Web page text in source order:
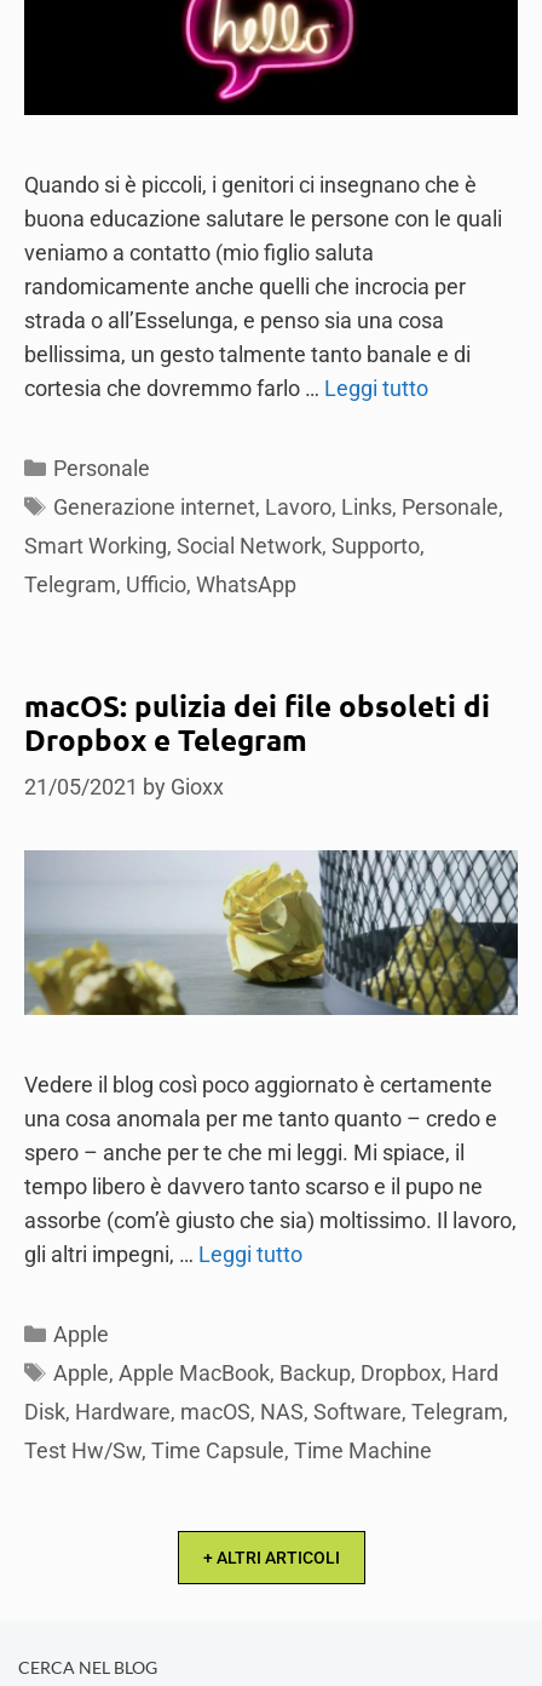
Quando si è piccoli, i genitori ci insegnano che è
buona educazione salutare le persone con le quali
veniamo a contatto (mio figlio saluta
randomicamente anche quelli che incrocia per
strada o all’Esselunga, e penso sia una cosa
bellissima, un gesto talmente tanto banale e di
cortesia che dovremmo farlo … Leggi tutto
Categories
Personale
Tags
Generazione internet, Lavoro, Links, Personale,
Smart Working, Social Network, Supporto,
Telegram, Ufficio, WhatsApp
macOS: pulizia dei file obsoleti di
Dropbox e Telegram
21/05/2021 by Gioxx
Vedere il blog così poco aggiornato è certamente
una cosa anomala per me tanto quanto – credo e
spero – anche per te che mi leggi. Mi spiace, il
tempo libero è davvero tanto scarso e il pupo ne
assorbe (com’è giusto che sia) moltissimo. Il lavoro,
gli altri impegni, … Leggi tutto
Categories
Apple
Tags
Apple, Apple MacBook, Backup, Dropbox, Hard
Disk, Hardware, macOS, NAS, Software, Telegram,
Test Hw/Sw, Time Capsule, Time Machine
+ ALTRI ARTICOLI
CERCA NEL BLOG